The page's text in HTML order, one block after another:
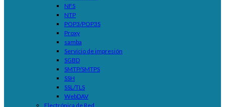
NFS
NTP
POP3/POP3S
Proxy
samba
Servicio de impresión
SGBD
SMTP/SMTPS
SSH
SSL/TLS
WebDAV
Electrónica de Red